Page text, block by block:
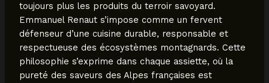
toujours plus les produits du terroir savoyard.
Emmanuel Renaut s’impose comme un fervent
défenseur d’une cuisine durable, responsable et
respectueuse des écosystèmes montagnards. Cette
philosophie s’exprime dans chaque assiette, où la
pureté des saveurs des Alpes françaises est